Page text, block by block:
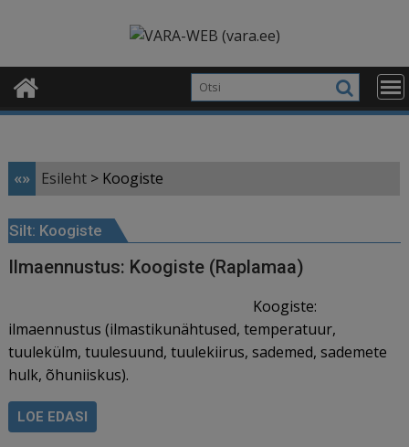
«» Esileht > Koogiste
Silt: Koogiste
Ilmaennustus: Koogiste (Raplamaa)
Koogiste:
ilmaennustus (ilmastikunähtused, temperatuur,
tuulekülm, tuulesuund, tuulekiirus, sademed, sademete
hulk, õhuniiskus).
LOE EDASI